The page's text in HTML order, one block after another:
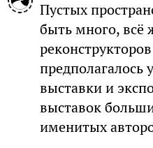
Пустых
быть много, всё
предполагалось
выставки и
выставок
именитых